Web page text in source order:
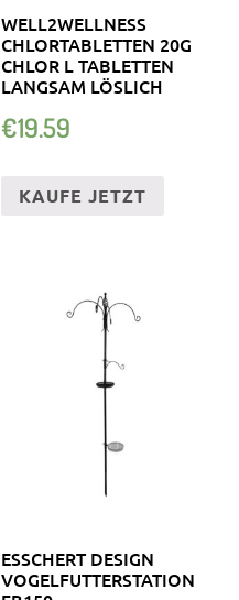
WELL2WELLNESS
CHLORTABLETTEN 20G
CHLOR L TABLETTEN
LANGSAM LÖSLICH
€19.59
KAUFE JETZT
ESSCHERT DESIGN
VOGELFUTTERSTATION